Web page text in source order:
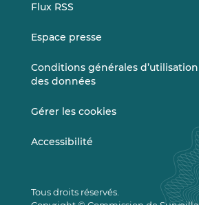
Flux RSS
Espace presse
Conditions générales
des données
Gérer les cookies
Accessibilité
Tous droits réservés.